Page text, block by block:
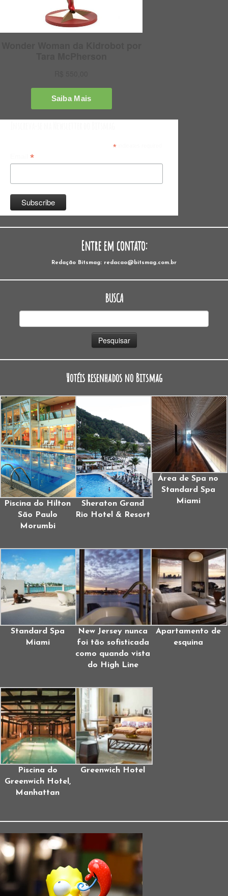
*indicates required
*
Entre em contato:
Redação Bitsmag: redacao@bitsmag.com.br
BUSCA
Hotéis resenhados no Bitsmag
Piscina do Hilton
São Paulo
Morumbi
Sheraton Grand
Rio Hotel & Resort
Área de Spa no
Standard Spa
Miami
Standard Spa
Miami
New Jersey nunca
foi tão sofisticada
como quando vista
do High Line
Apartamento de
esquina
Piscina do
Greenwich Hotel,
Manhattan
Greenwich Hotel